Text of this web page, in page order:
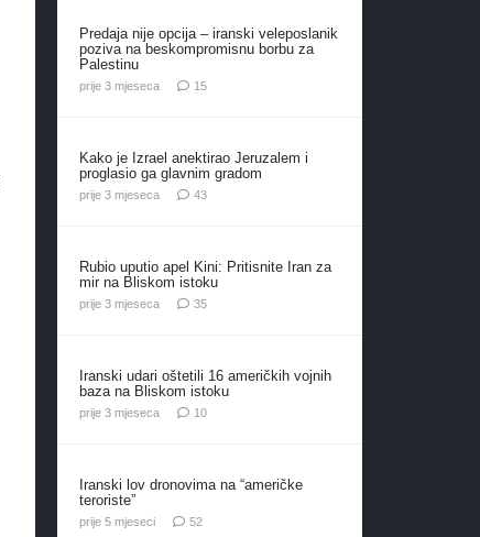
Predaja nije opcija – iranski veleposlanik
poziva na beskompromisnu borbu za
Palestinu
prije 3 mjeseca 15komentara
Kako je Izrael anektirao Jeruzalem i
proglasio ga glavnim gradom
prije 3 mjeseca 43komentara
Rubio uputio apel Kini: Pritisnite Iran za
mir na Bliskom istoku
prije 3 mjeseca 35komentara
Iranski udari oštetili 16 američkih vojnih
baza na Bliskom istoku
prije 3 mjeseca 10komentara
Iranski lov dronovima na “američke
teroriste”
prije 5 mjeseci 52komentara